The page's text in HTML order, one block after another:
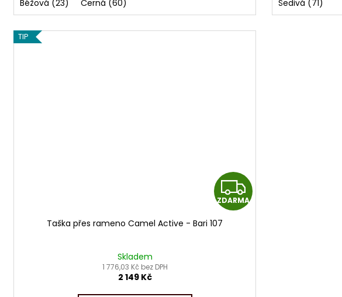
Béžová (23) Černá (60) Šedivá (71)
TIP
Z
D
ZDARMA
Taška přes rameno Camel Active - Bari 107
Skladem
1 776,03 Kč bez DPH
2 149 Kč